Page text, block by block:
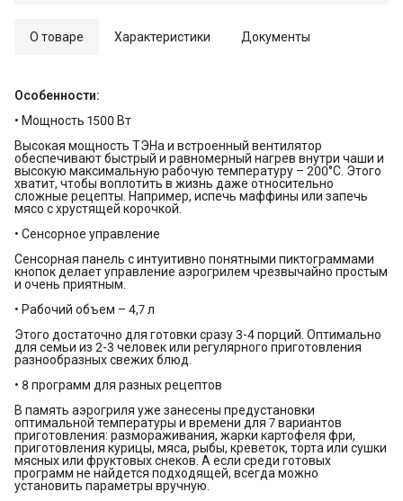
О товаре Характеристики Документы
Особенности:
• Мощность 1500 Вт
Высокая мощность ТЭНа и встроенный вентилятор
обеспечивают быстрый и равномерный нагрев внутри чаши и
высокую максимальную рабочую температуру – 200°С. Этого
хватит, чтобы воплотить в жизнь даже относительно
сложные рецепты. Например, испечь маффины или запечь
мясо с хрустящей корочкой.
• Сенсорное управление
Сенсорная панель с интуитивно понятными пиктограммами
кнопок делает управление аэрогрилем чрезвычайно простым
и очень приятным.
• Рабочий объем – 4,7 л
Этого достаточно для готовки сразу 3-4 порций. Оптимально
для семьи из 2-3 человек или регулярного приготовления
разнообразных свежих блюд.
• 8 программ для разных рецептов
В память аэрогриля уже занесены предустановки
оптимальной температуры и времени для 7 вариантов
приготовления: размораживания, жарки картофеля фри,
приготовления курицы, мяса, рыбы, креветок, торта или сушки
мясных или фруктовых снеков. А если среди готовых
программ не найдется подходящей, всегда можно
установить параметры вручную.